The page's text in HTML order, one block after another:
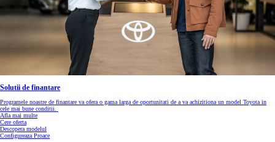
Solutii de finantare
Programele noastre de finantare va ofera o gama larga de oportunitati de a va achizitiona un model Toyota in
cele mai bune conditii.
Afla mai multe
Cere oferta
Descopera modelul
Configureaza Proace